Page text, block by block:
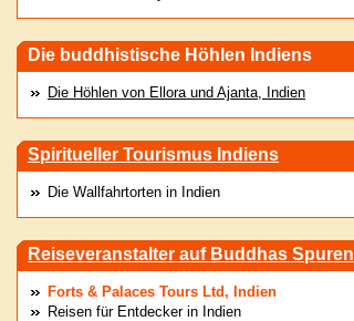
Die buddhistische Höhlen Indiens
Die Höhlen von Ellora und Ajanta, Indien
Spiritueller Tourismus Indiens
Die Wallfahrtorten in Indien
Reiseveranstalter auf Buddhas Spuren
Forts & Palaces Tours Ltd, Indien
Reisen für Entdecker in Indien